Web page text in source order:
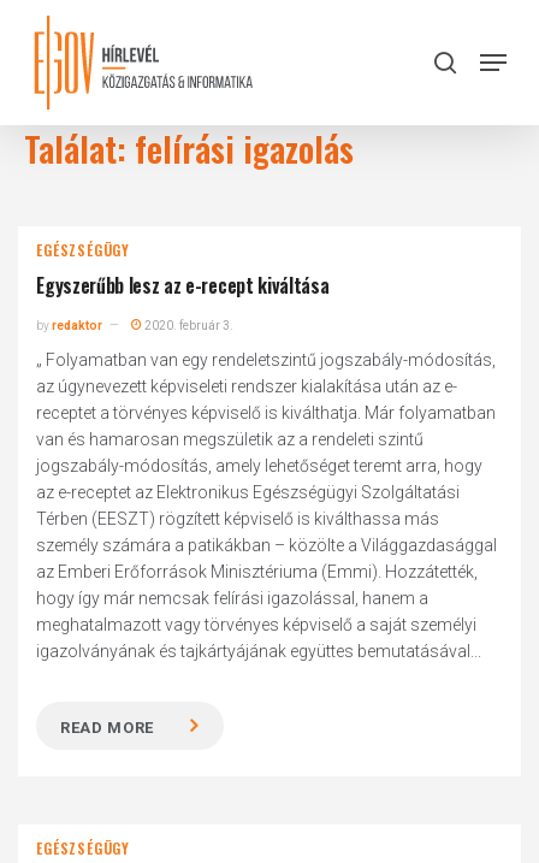
content
search
Menu
Találat: felírási igazolás
EGÉSZSÉGÜGY
Egyszerűbb lesz az e-recept kiváltása
byredaktor 2020. február 3.
„ Folyamatban van egy rendeletszintű jogszabály-módosítás,
az úgynevezett képviseleti rendszer kialakítása után az e-
receptet a törvényes képviselő is kiválthatja. Már folyamatban
van és hamarosan megszületik az a rendeleti szintű
jogszabály-módosítás, amely lehetőséget teremt arra, hogy
az e-receptet az Elektronikus Egészségügyi Szolgáltatási
Térben (EESZT) rögzített képviselő is kiválthassa más
személy számára a patikákban – közölte a Világgazdasággal
az Emberi Erőforrások Minisztériuma (Emmi). Hozzátették,
hogy így már nemcsak felírási igazolással, hanem a
meghatalmazott vagy törvényes képviselő a saját személyi
igazolványának és tajkártyájának együttes bemutatásával...
READ MORE
EGÉSZSÉGÜGY
Close